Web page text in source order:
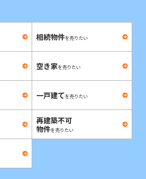
相続物件を売りたい
空き家を売りたい
一戸建てを売りたい
再建築不可
物件を売りたい